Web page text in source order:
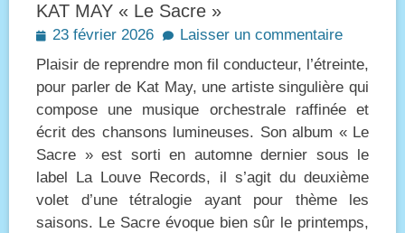
KAT MAY « Le Sacre »
Posted
23 février 2026
Laisser un commentaire
Plaisir de reprendre mon fil conducteur, l’étreinte,
pour parler de Kat May, une artiste singulière qui
compose une musique orchestrale raffinée et
écrit des chansons lumineuses. Son album « Le
Sacre » est sorti en automne dernier sous le
label La Louve Records, il s’agit du deuxième
volet d’une tétralogie ayant pour thème les
saisons. Le Sacre évoque bien sûr le printemps,